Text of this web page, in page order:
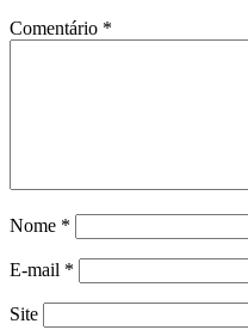
Comentário *
Nome *
E-mail *
Site